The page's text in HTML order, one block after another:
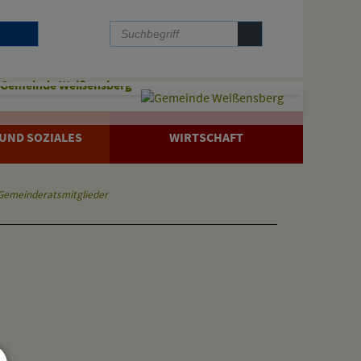
Gemeinde Weißensberg
SOZIALES WIRTSCHAFT